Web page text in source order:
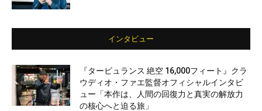
インタビュー
『タービュランス 絶空 16,000フィート』クラ
ウディオ・ファエ監督オフィシャルインタビ
ュー「本作は、人間の回復力と真実の解放力
の核心へと迫る旅」